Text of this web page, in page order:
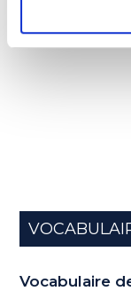
Vocabulaire